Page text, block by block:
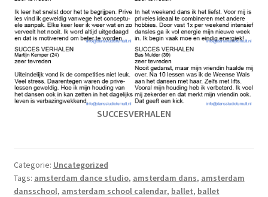
SUCCESVERHALEN
Categorie: Uncategorized
Tags: amsterdam dance studio, amsterdam dans, amsterdam
dansschool, amsterdam school calendar, ballet, ballet